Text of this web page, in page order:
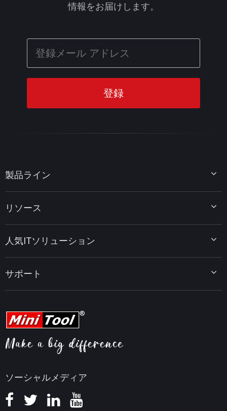
情報をお届けします。
ソーシャルメディア
製品ライン
MiniTool Power Data Recovery
MiniTool PDF Editor
MiniTool MovieMaker
MiniTool uTube Downloader
リソース
データ復元ヒント
PDF編集ヒント
動画編集ヒント
ビデオ変換ヒント
画面録画ヒント
知識ベース
人気ITソリューション
MiniTool ニュースセンター
サポート
ヘルプ